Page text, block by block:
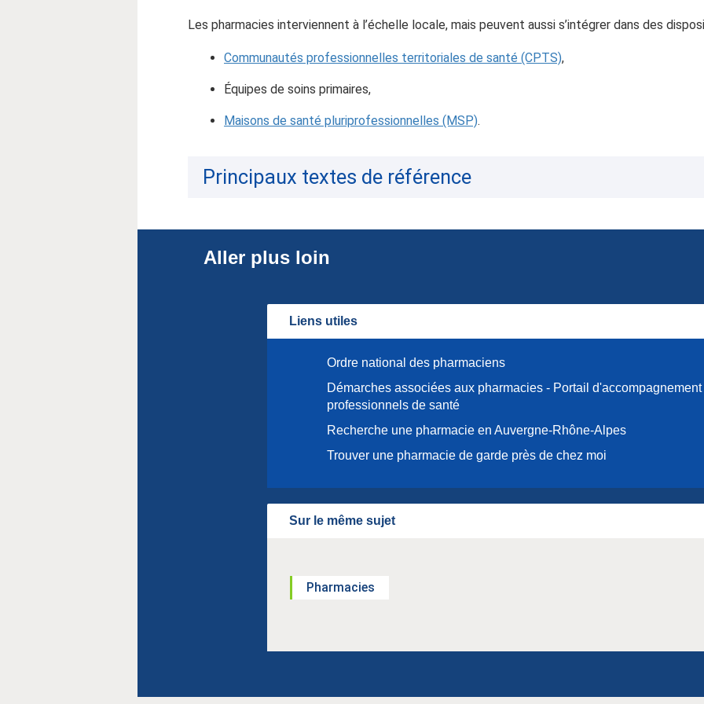
Les pharmacies interviennent à l’échelle locale, mais peuvent aussi s’intégrer dans des
Communautés professionnelles territoriales de santé (CPTS),
Équipes de soins primaires,
Maisons de santé pluriprofessionnelles (MSP).
Principaux textes de référence
Aller plus loin
Liens utiles
Ordre national des pharmaciens
Démarches associées aux pharmacies - Portail
professionnels de santé
Recherche une pharmacie en Auvergne-Rhône-Alpes
Trouver une pharmacie de garde près de chez moi
Sur le même sujet
Pharmacies